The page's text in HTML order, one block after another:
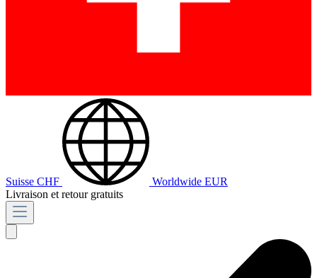
Suisse CHF Worldwide EUR
Livraison et retour gratuits